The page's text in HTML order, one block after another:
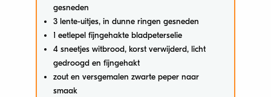
gesneden
3 lente-uitjes, in dunne ringen gesneden
1 eetlepel fijngehakte bladpeterselie
4 sneetjes witbrood, korst verwijderd, licht
gedroogd en fijngehakt
zout en versgemalen zwarte peper naar
smaak